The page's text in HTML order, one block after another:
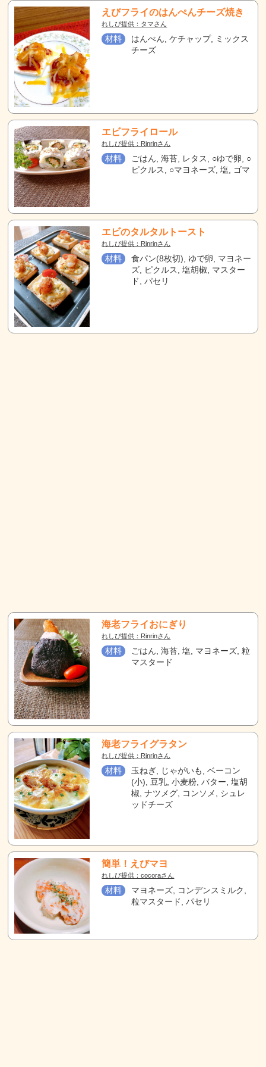
えびフライのはんぺんチーズ焼き
れしぴ提供：タマさん
材料
はんぺん, ケチャップ, ミックス
チーズ
エビフライロール
れしぴ提供：Rinrinさん
材料
ごはん, 海苔, レタス, ○ゆで卵, ○
ピクルス, ○マヨネーズ, 塩, ゴマ
エビのタルタルトースト
れしぴ提供：Rinrinさん
材料
食パン(8枚切), ゆで卵, マヨネー
ズ, ピクルス, 塩胡椒, マスター
ド, パセリ
海老フライおにぎり
れしぴ提供：Rinrinさん
材料
ごはん, 海苔, 塩, マヨネーズ, 粒
マスタード
海老フライグラタン
れしぴ提供：Rinrinさん
材料
玉ねぎ, じゃがいも, ベーコン
(小), 豆乳, 小麦粉, バター, 塩胡
椒, ナツメグ, コンソメ, シュレ
ッドチーズ
簡単！えびマヨ
れしぴ提供：cocoraさん
材料
マヨネーズ, コンデンスミルク,
粒マスタード, パセリ